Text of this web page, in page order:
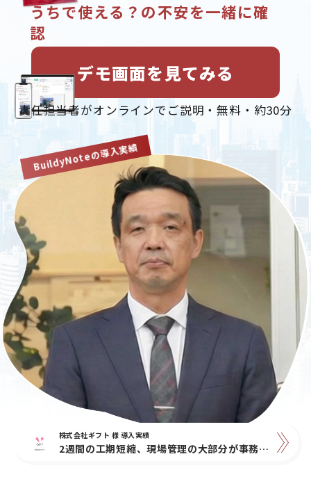
ジオフィット株式会社 様 導入実績
人手を減らしても生産性は上がるという結果に驚き
ＹＫＫ ＡＰ株式会社 様 導入実績
2021年度窓数シェアNo1 業務標準化で受注量の増加にも対応
有限会社トライズ 様 導入実績
過去最高の売り上げを目指すカギは脱ホワイトボード予定表。
株式会社リバース 様 導入実績
現場監督1人あたりの完工棟数が2.5倍に130%成長を続ける地域No1ビルダー
株式会社タキナミ 様 導入実績
今いる人員で、残業を減らしながら対策年度業績120％を実現
株式会社ギフト 様 導入実績
2週間の工期短縮、現場管理の大部分が事務所にいながら
ジオフィット株式会社 様 導入実績
人手を減らしても生産性は上がるという結果に驚き
ＹＫＫ ＡＰ株式会社 様 導入実績
2021年度窓数シェアNo1 業務標準化で受注量の増加にも対応
うちで使える？の不安を一緒に確
認
デモ画面を見てみる
責任担当者がオンラインでご説明・無料・約30分